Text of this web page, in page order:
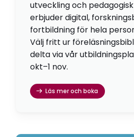
utveckling och
erbjuder digital,
fortbildning för hela
Välj fritt ur
delta via vår
okt–1 nov.
Läs mer och boka